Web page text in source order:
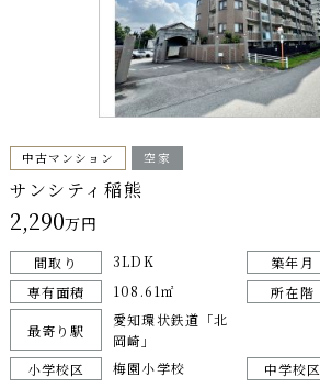
中古マンション 空家
サンシティ稲熊
2,290万円
間取り 3LDK 築年月
専有面積
108.61㎡ 所在階
最寄り駅
愛知環状鉄道「北
岡崎」
小学校区
梅園小学校 中学校区